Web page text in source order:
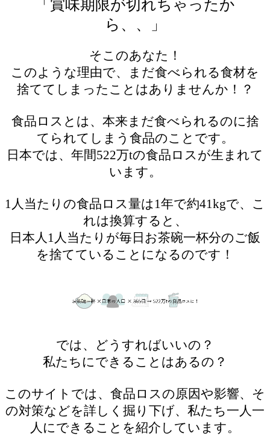
「賞味期限が切れちゃったか
ら、、」
そこのあなた！
このような理由で、まだ食べられる食材を
捨ててしまったことはありませんか！？
食品ロスとは、本来まだ食べられるのに捨
てられてしまう食品のことです。
日本では、年間522万tの食品ロスが生まれて
います。
1人当たりの食品ロス量は1年で約41kgで、こ
れは換算すると、
日本人1人当たりが毎日お茶碗一杯分のご飯
を捨てていることになるのです！
では、どうすればいいの？
私たちにできることはあるの？
このサイトでは、食品ロスの原因や影響、そ
の対策などを詳しく掘り下げ、私たち一人一
人にできることを紹介しています。